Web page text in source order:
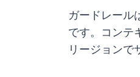
ガードレール
です。コンテ
リージョンで